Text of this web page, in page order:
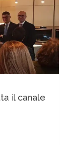
il canale